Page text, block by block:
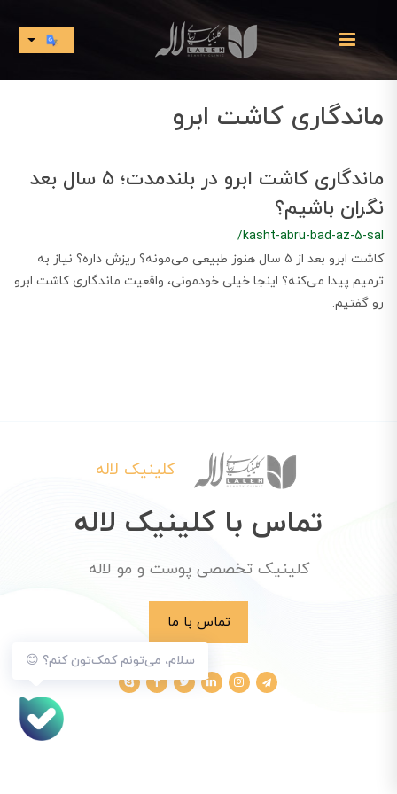
ماندگاری کاشت ابرو
ماندگاری کاشت ابرو در بلندمدت؛ ۵ سال بعد
نگران باشیم؟
/kasht-abru-bad-az-5-sal
کاشت ابرو بعد از ۵ سال هنوز طبیعی می‌مونه؟ ریزش داره؟ نیاز به
ترمیم پیدا می‌کنه؟ اینجا خیلی خودمونی، واقعیت ماندگاری کاشت ابرو
رو گفتیم.
سلام، می‌تونم کمک‌تون کنم؟ 😊
کلینیک لاله
تماس با کلینیک لاله
کلینیک تخصصی پوست و مو لاله
تماس با ما